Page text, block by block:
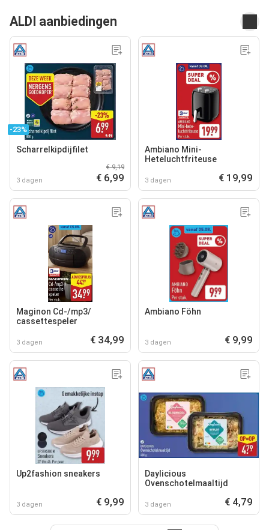
ALDI aanbiedingen
-23%
Scharrelkipdijfilet
3 dagen
€ 9,19
€ 6,99
Ambiano Mini-
Heteluchtfriteuse
3 dagen € 19,99
Maginon Cd-/mp3‍/
cassettespeler
3 dagen € 34,99
Ambiano Föhn
3 dagen € 9,99
Up2fashion sneakers
3 dagen € 9,99
Daylicious
Ovenschotelmaaltijd
3 dagen € 4,79